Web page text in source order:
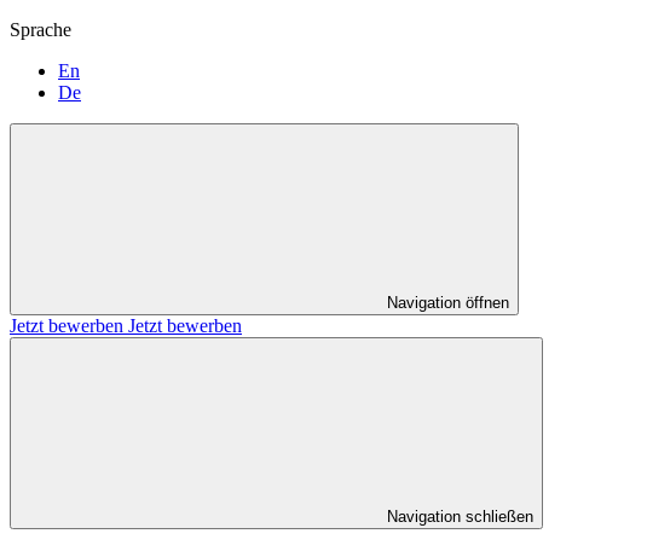
Sprache
En
De
Navigation öffnen
Jetzt bewerben Jetzt bewerben
Navigation schließen